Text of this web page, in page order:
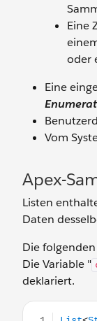
Eine
oder
Eine
Vom
Apex-
Listen
Daten
Die
Die Variable "
deklariert.